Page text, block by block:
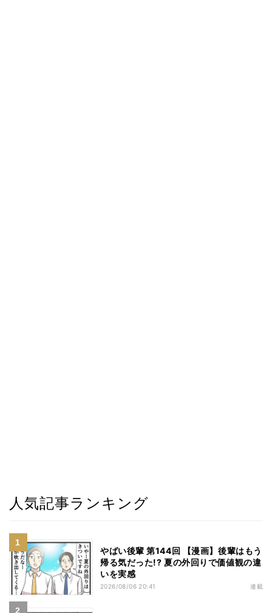
人気記事ランキング
やばい後輩 第144回 【漫画】後輩はもう
帰る気だった!? 夏の外回りで価値観の違
いを実感
2026/08/06 20:41 連載